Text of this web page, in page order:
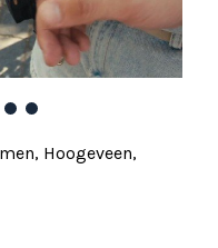
Hoogeveen,
Emmeloord,
Beekbergen,